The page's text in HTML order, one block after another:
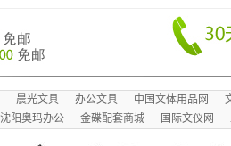
晨光文具 办公文具 中国文体用品网
沈阳奥玛办公 金碟配套商城 国际文仪网